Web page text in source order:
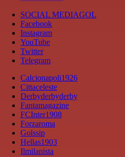
SOCIAL MEDIAGOL
Facebook
Instagram
YouTube
Twitter
Telegram
Calcionapoli1926
Cittaceleste
Derbyderbyderby
Fantamagazine
FCInter1908
Forzaroma
Golssip
Hellas1903
Ilmilanista